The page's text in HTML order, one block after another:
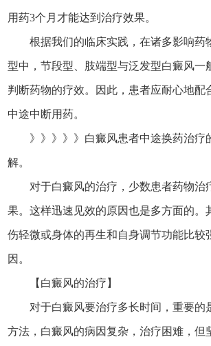
用药3个月才能达到治疗效果。
根据我们的临床实践，在诸多影响药
型中，节段型、肢端型与泛发型白癜风一
判断药物的疗效。因此，患者应耐心地配
中途中断用药。
》》》》》白癜风患者中途换药治疗
解。
对于白癜风的治疗，少数患者药物治
果。这样迅速见效的原因也是多方面的。
伤轻微或身体的再生和自身调节功能比较
因。
【白癜风的治疗】
对于白癜风要治疗多长时间，重要的
方法，白癜风的病因复杂，治疗困难，但